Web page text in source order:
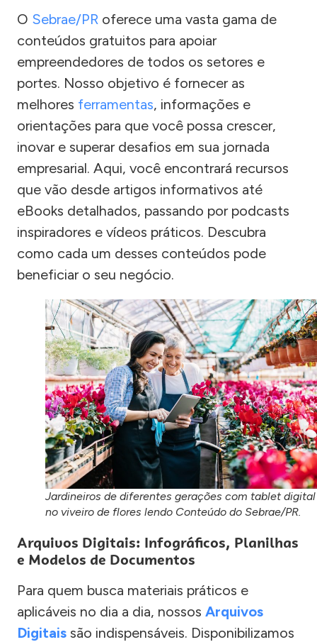
O Sebrae/PR oferece uma vasta gama de
conteúdos gratuitos para apoiar
empreendedores de todos os setores e
portes. Nosso objetivo é fornecer as
melhores ferramentas, informações e
orientações para que você possa crescer,
inovar e superar desafios em sua jornada
empresarial. Aqui, você encontrará recursos
que vão desde artigos informativos até
eBooks detalhados, passando por podcasts
inspiradores e vídeos práticos. Descubra
como cada um desses conteúdos pode
beneficiar o seu negócio.
Jardineiros de diferentes gerações com tablet digital
no viveiro de flores lendo Conteúdo do Sebrae/PR.
Arquivos Digitais: Infográficos, Planilhas
e Modelos de Documentos
Para quem busca materiais práticos e
aplicáveis no dia a dia, nossos Arquivos
Digitais são indispensáveis. Disponibilizamos